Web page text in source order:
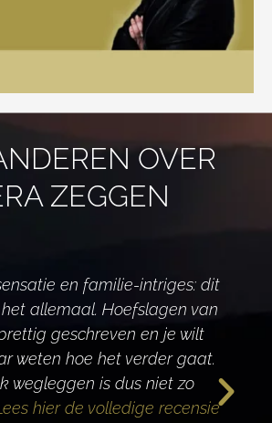
OVER
ZEGGEN
en familie-intriges: dit
allemaal. Hoefslagen van
geschreven en je wilt
weten hoe het verder gaat.
wegleggen is dus niet zo
hier de volledige recensie